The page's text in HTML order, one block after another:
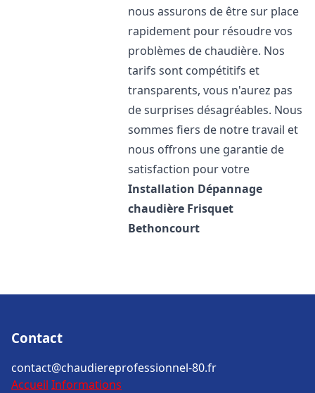
nous assurons de être sur place
rapidement pour résoudre vos
problèmes de chaudière. Nos
tarifs sont compétitifs et
transparents, vous n'aurez pas
de surprises désagréables. Nous
sommes fiers de notre travail et
nous offrons une garantie de
satisfaction pour votre
Installation Dépannage
chaudière Frisquet
Bethoncourt
Contact
contact@chaudiereprofessionnel-80.fr
Accueil Informations